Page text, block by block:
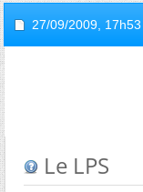
27/09/2009, 17h53
Le LPS